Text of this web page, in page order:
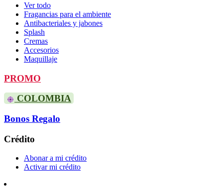
Ver todo
Fragancias para el ambiente
Antibacteriales y jabones
Splash
Cremas
Accesorios
Maquillaje
PROMO
COLOMBIA
Bonos Regalo
Crédito
Abonar a mi crédito
Activar mi crédito